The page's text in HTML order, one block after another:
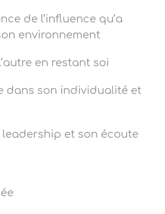
de l’influence qu’a
environnement
en restant soi
dans son individualité et
leadership et son écoute